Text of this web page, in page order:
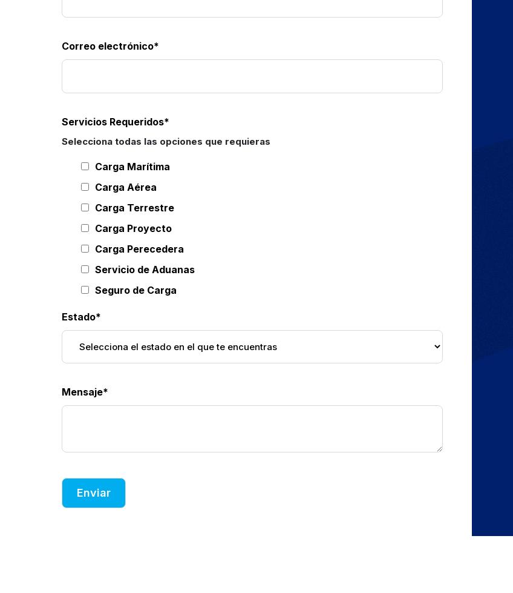
Correo electrónico*
Servicios Requeridos*
Selecciona todas las opciones que requieras
Carga Marítima
Carga Aérea
Carga Terrestre
Carga Proyecto
Carga Perecedera
Servicio de Aduanas
Seguro de Carga
Estado*
Mensaje*